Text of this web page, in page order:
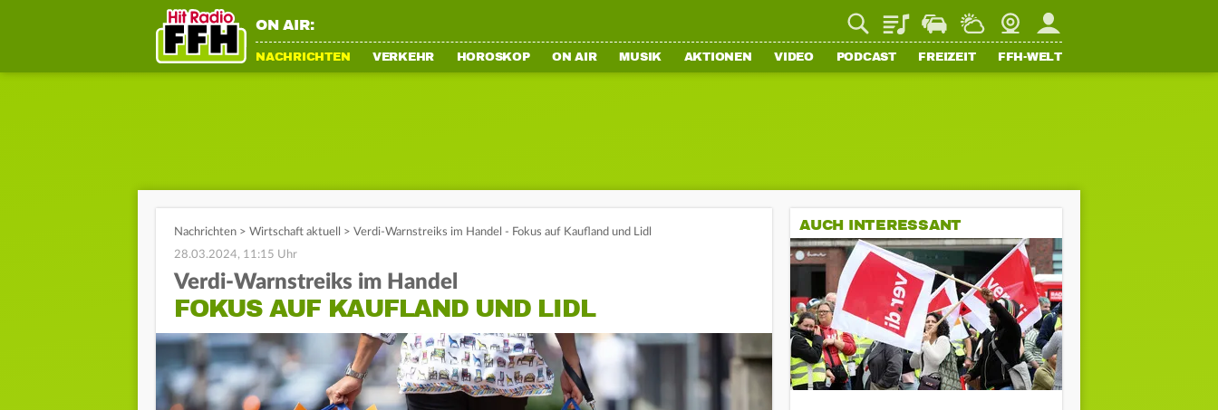
ON AIR: PlaylistStaupilotWetterWebcamMein FFH
NACHRICHTEN VERKEHR HOROSKOP ON AIR MUSIK AKTIONEN VIDEO PODCAST FREIZEIT FFH-WELT
Nachrichten > Wirtschaft aktuell > Verdi-Warnstreiks im Handel - Fokus auf Kaufland und Lidl
28.03.2024, 11:15 Uhr
Verdi-Warnstreiks im Handel
FOKUS AUF KAUFLAND UND LIDL
AUCH INTERESSANT